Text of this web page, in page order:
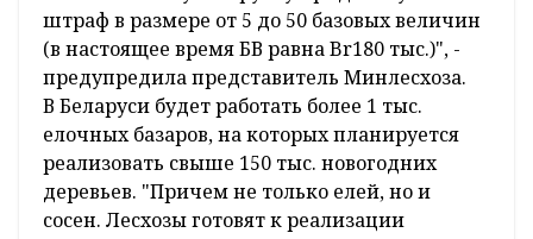
штраф в размере от 5 до 50 базовых величин
(в настоящее время БВ равна Br180 тыс.)", -
предупредила представитель Минлесхоза.
В Беларуси будет работать более 1 тыс.
елочных базаров, на которых планируется
реализовать свыше 150 тыс. новогодних
деревьев. "Причем не только елей, но и
сосен. Лесхозы готовят к реализации